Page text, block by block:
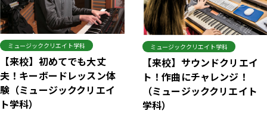
ミュージッククリエイト学科
【来校】初めてでも大丈
夫！キーボードレッスン体
験（ミュージッククリエイ
ト学科）
ミュージッククリエイト学科
【来校】サウンドクリエイ
ト！作曲にチャレンジ！
（ミュージッククリエイト
学科）